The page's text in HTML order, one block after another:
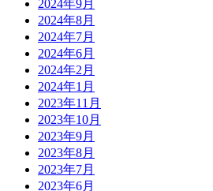
2024年9月
2024年8月
2024年7月
2024年6月
2024年2月
2024年1月
2023年11月
2023年10月
2023年9月
2023年8月
2023年7月
2023年6月